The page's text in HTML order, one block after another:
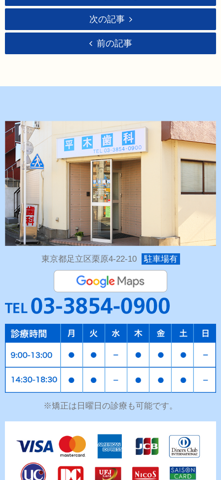
次の記事
前の記事
東京都足立区栗原4-22-10 駐車場有
※矯正は日曜日の診療も可能です。